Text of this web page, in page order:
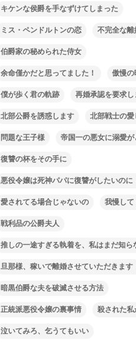
キケンな侯爵を手なずけてしまった
ミス・ペンドルトンの恋 不完全な
伯爵家の秘められた侍女
余命僅かだと思ってました！ 傲慢の
僕が歩く君の軌跡 再婚承認を要求し
北部公爵を誘惑します 北部戦士の愛
問題な王子様 帝国一の悪女に溺愛が
復讐の杯をその手に
悪役令嬢は死神パパに復讐がしたいのに
愛されてる場合じゃないの 我慢して
戦利品の公爵夫人
推しの一途すぎる執着を、私はまだ知ら
旦那様、稼いで離婚させていただきます
暗黒伯爵な夫を破滅させる方法
正統派悪役令嬢の裏事情 殺された
泣いてみろ、乞うてもいい